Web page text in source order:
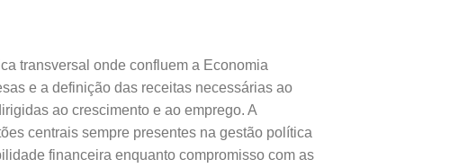
transversal onde confluem a Economia
e a definição das receitas necessárias ao
ao crescimento e ao emprego. A
centrais sempre presentes na gestão política
financeira enquanto compromisso com as